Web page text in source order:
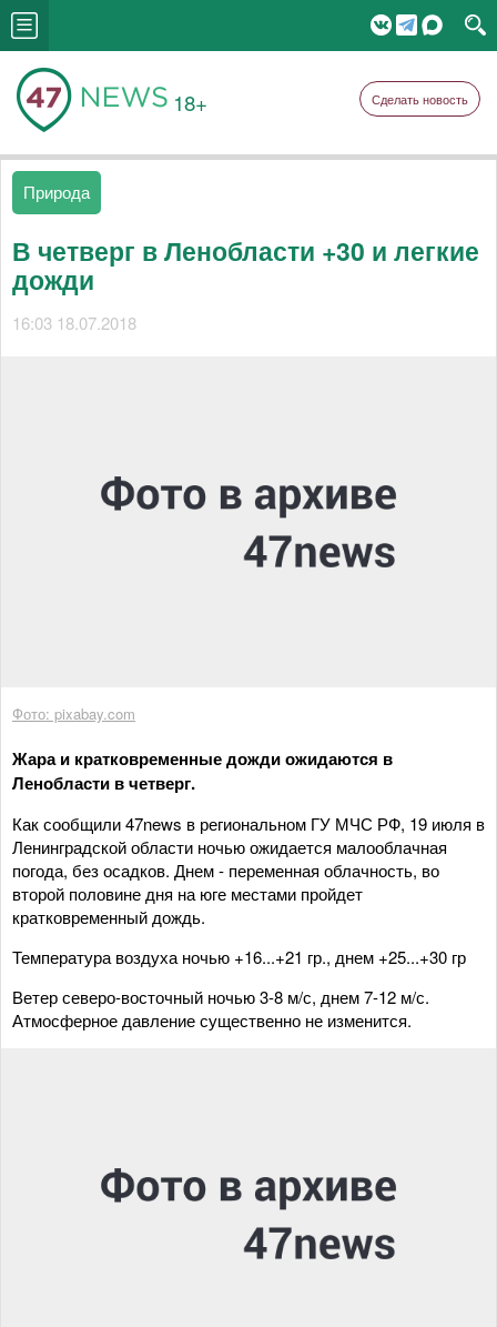
18+ Сделать новость
Природа
В четверг в Ленобласти +30 и легкие
дожди
16:03 18.07.2018
Фото: pixabay.com
Жара и кратковременные дожди ожидаются в
Ленобласти в четверг.
Как сообщили 47news в региональном ГУ МЧС РФ, 19 июля в
Ленинградской области ночью ожидается малооблачная
погода, без осадков. Днем - переменная облачность, во
второй половине дня на юге местами пройдет
кратковременный дождь.
Температура воздуха ночью +16...+21 гр., днем +25...+30 гр
Ветер северо-восточный ночью 3-8 м/с, днем 7-12 м/с.
Атмосферное давление существенно не изменится.